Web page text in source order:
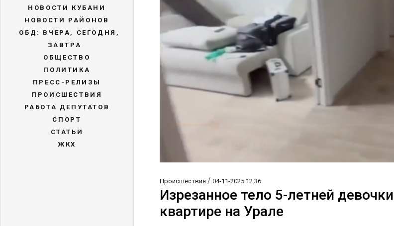
НОВОСТИ КУБАНИ
НОВОСТИ РАЙОНОВ
ОБД: ВЧЕРА, СЕГОДНЯ,
ЗАВТРА
ОБЩЕСТВО
ПОЛИТИКА
ПРЕСС-РЕЛИЗЫ
ПРОИСШЕСТВИЯ
РАБОТА ДЕПУТАТОВ
СПОРТ
СТАТЬИ
ЖКХ
Происшествия /04-11-2025 12:36
Изрезанное тело 5-летней
квартире на Урале